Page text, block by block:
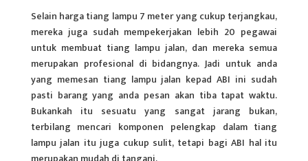
Selain harga tiang lampu 7 meter yang cukup terjangkau,
mereka juga sudah mempekerjakan lebih 20 pegawai
untuk membuat tiang lampu jalan, dan mereka semua
merupakan profesional di bidangnya. Jadi untuk anda
yang memesan tiang lampu jalan kepad ABI ini sudah
pasti barang yang anda pesan akan tiba tapat waktu.
Bukankah itu sesuatu yang sangat jarang bukan,
terbilang mencari komponen pelengkap dalam tiang
lampu jalan itu juga cukup sulit, tetapi bagi ABI hal itu